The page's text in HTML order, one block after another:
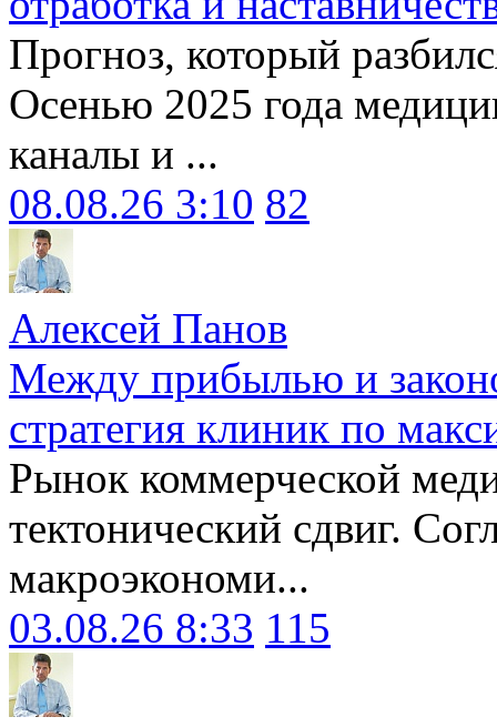
Прогноз, который
Осенью 2025 года
каналы и ...
08.08.26 3:10 82
Алексей Панов
Между прибылью и
стратегия клиник по
Рынок коммерческой
тектонический сдвиг.
макроэкономи...
03.08.26 8:33 115